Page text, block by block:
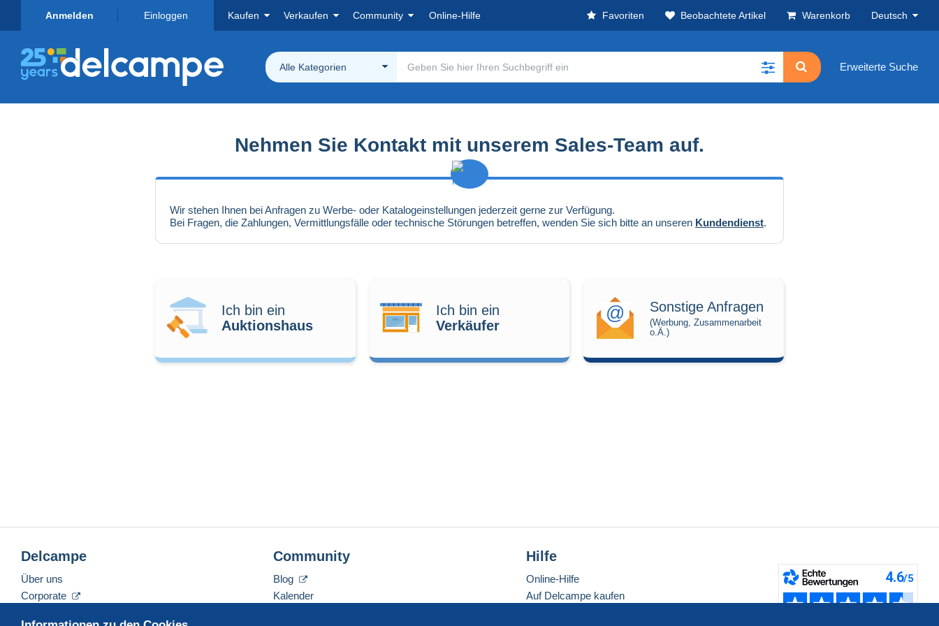
Anmelden Einloggen Kaufen Verkaufen Community Online-Hilfe Favoriten Beobachtete Artikel Warenkorb Deutsch
Alle Kategorien Erweiterte Suche
Nehmen Sie Kontakt mit unserem Sales-Team auf.
Wir stehen Ihnen bei Anfragen zu Werbe- oder Katalogeinstellungen jederzeit gerne zur Verfügung.
Bei Fragen, die Zahlungen, Vermittlungsfälle oder technische Störungen betreffen, wenden Sie sich bitte an unseren Kundendienst.
Ich bin ein
Auktionshaus
Ich bin ein
Verkäufer
Sonstige Anfragen
(Werbung, Zusammenarbeit
o.Ä.)
Delcampe
Über uns
Corporate
Community
Blog
Kalender
Hilfe
Online-Hilfe
Auf Delcampe kaufen